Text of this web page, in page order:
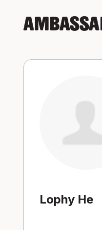
Lophy He